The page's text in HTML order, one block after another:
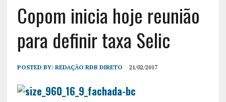
Copom inicia hoje reunião
para definir taxa Selic
POSTED BY: REDAÇÃO RDB DIRETO 21/02/2017